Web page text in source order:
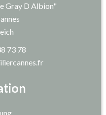
Gray D Albion"
73 78